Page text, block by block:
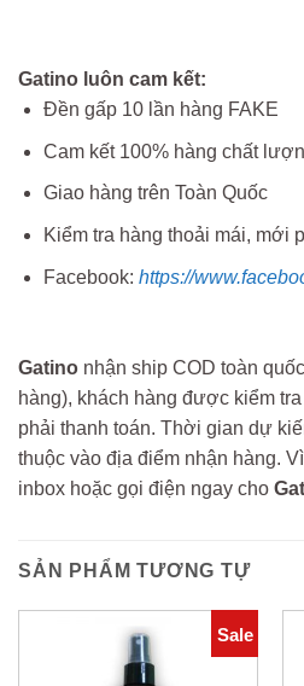
Gatino luôn cam kết:
Đền gấp 10 lần hàng FAKE
Cam kết 100% hàng chất
Giao hàng trên Toàn Quốc
Kiểm tra hàng thoải mái, mới
Facebook: https://
Gatino nhận ship COD toàn
hàng), khách hàng được kiểm
phải thanh toán. Thời gian dự
thuộc vào địa điểm nhận hàng.
inbox hoặc gọi điện ngay cho
SẢN PHẨM TƯƠNG TỰ
Sale